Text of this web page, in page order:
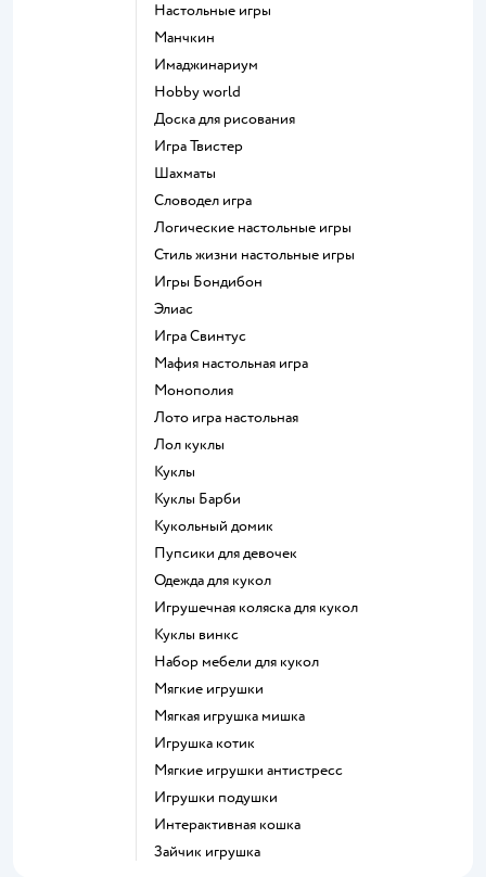
Настольные игры
Манчкин
Имаджинариум
Hobby world
Доска для рисования
Игра Твистер
Шахматы
Словодел игра
Логические настольные игры
Стиль жизни настольные игры
Игры Бондибон
Элиас
Игра Свинтус
Мафия настольная игра
Монополия
Лото игра настольная
Лол куклы
Куклы
Куклы Барби
Кукольный домик
Пупсики для девочек
Одежда для кукол
Игрушечная коляска для кукол
Куклы винкс
Набор мебели для кукол
Мягкие игрушки
Мягкая игрушка мишка
Игрушка котик
Мягкие игрушки антистресс
Игрушки подушки
Интерактивная кошка
Зайчик игрушка